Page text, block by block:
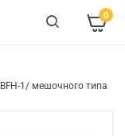
0
1/ мешочного типа